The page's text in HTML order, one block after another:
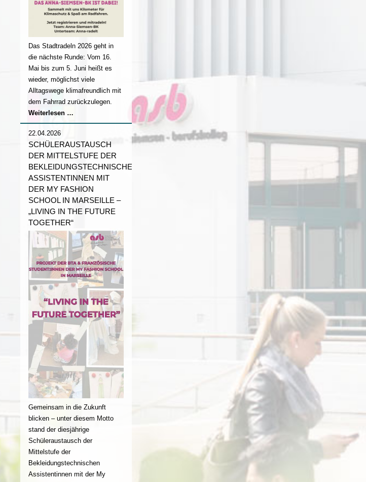
Das Stadtradeln 2026 geht in
die nächste Runde: Vom 16.
Mai bis zum 5. Juni heißt es
wieder, möglichst viele
Alltagswege klimafreundlich mit
dem Fahrrad zurückzulegen.
Weiterlesen …
2026
22.04.2026
SCHÜLERAUSTAUSCH
DER MITTELSTUFE DER
BEKLEIDUNGSTECHNISCHEN
ASSISTENTINNEN MIT
DER MY FASHION
SCHOOL IN MARSEILLE –
„LIVING IN THE FUTURE
TOGETHER“
Gemeinsam in die Zukunft
blicken – unter diesem Motto
stand der diesjährige
Schüleraustausch der
Mittelstufe der
Bekleidungstechnischen
Assistentinnen mit der My